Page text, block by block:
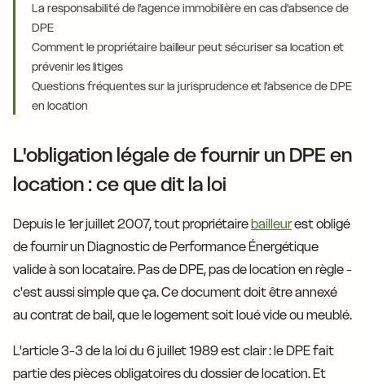
La responsabilité de l'agence immobilière en cas d'absence de
DPE
Comment le propriétaire bailleur peut sécuriser sa location et
prévenir les litiges
Questions fréquentes sur la jurisprudence et l'absence de DPE
en location
L'obligation légale de fournir un DPE en
location : ce que dit la loi
Depuis le 1er juillet 2007, tout propriétairebailleurest obligé
de fournir un Diagnostic de Performance Énergétique
valide à son locataire. Pas de DPE, pas de location en règle -
c'est aussi simple que ça. Ce document doit être annexé
au contrat de bail, que le logement soit loué vide ou meublé.
L'article 3-3 de la loi du 6 juillet 1989 est clair : le DPE fait
partie des pièces obligatoires du dossier de location. Et